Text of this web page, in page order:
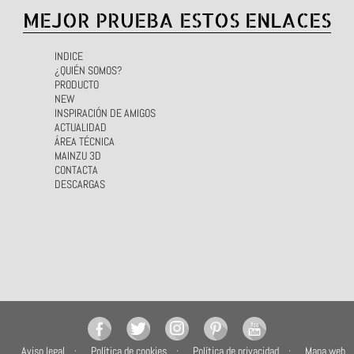
MEJOR PRUEBA ESTOS ENLACES
INDICE
¿QUIÉN SOMOS?
PRODUCTO
NEW
INSPIRACIÓN DE AMIGOS
ACTUALIDAD
ÁREA TÉCNICA
MAINZU 3D
CONTACTA
DESCARGAS
Aviso legal Política de cookies Política de privacidad Mapa web